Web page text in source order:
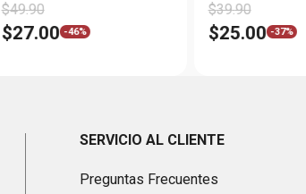
$49.90
$27.00 -46%
$39.90
$25.00 -37%
SERVICIO AL CLIENTE
Preguntas Frecuentes